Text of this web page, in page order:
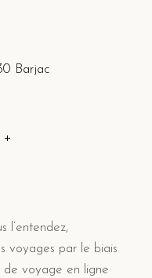
Barjac
l’entendez,
voyages par le biais
de voyage en ligne